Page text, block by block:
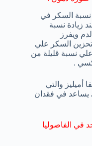
نسبة السكر في
زيادة نسبة
ويفرز
السكر علي
نسبة قليلة من
.
أميليز والتي
يساعد في فقدان
في الفاصوليا